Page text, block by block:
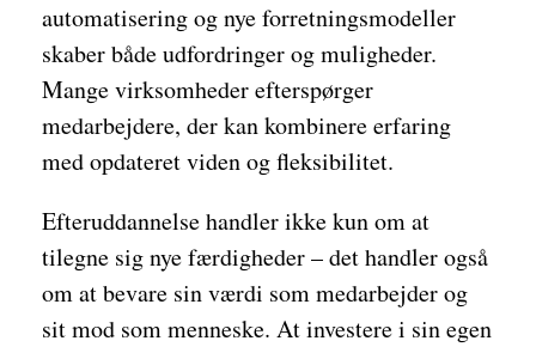
automatisering og nye forretningsmodeller
skaber både udfordringer og muligheder.
Mange virksomheder efterspørger
medarbejdere, der kan kombinere erfaring
med opdateret viden og fleksibilitet.
Efteruddannelse handler ikke kun om at
tilegne sig nye færdigheder – det handler også
om at bevare sin værdi som medarbejder og
sit mod som menneske. At investere i sin egen